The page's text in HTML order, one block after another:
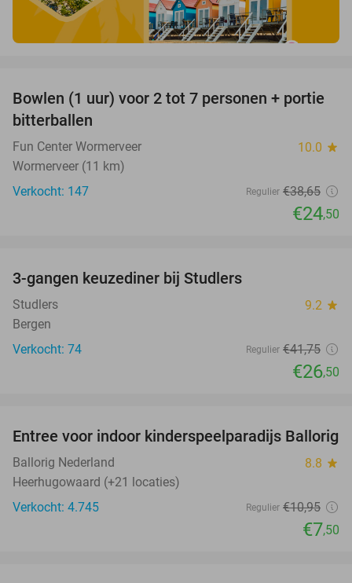
37%
Bowlen (1 uur) voor 2 tot 7 personen + portie
bitterballen
Fun Center Wormerveer 10.0 star
Wormerveer (11 km)
Verkocht: 147
Regulier €38,65
€24,50
3-gangen keuzediner bij Studlers
Studlers 9.2 star
Bergen
Verkocht: 74
Regulier €41,75
€26,50
32%
Entree voor indoor kinderspeelparadijs Ballorig
Ballorig Nederland 8.8 star
Heerhugowaard (+21 locaties)
Verkocht: 4.745
Regulier €10,95
€7,50